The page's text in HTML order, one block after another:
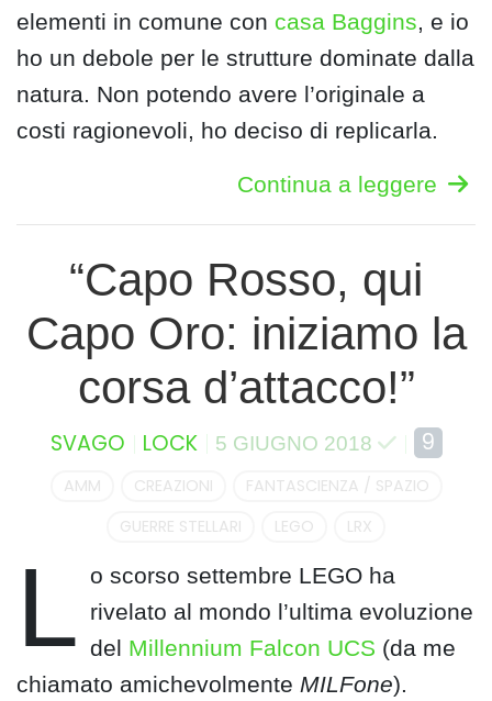
elementi in comune con casa Baggins, e io
ho un debole per le strutture dominate dalla
natura. Non potendo avere l’originale a
costi ragionevoli, ho deciso di replicarla.
Continua a leggere
“Capo Rosso, qui
Capo Oro: iniziamo la
corsa d’attacco!”
SVAGO LOCK 5 GIUGNO 2018 9
AMM CREAZIONI
FANTASCIENZA / SPAZIO
GUERRE STELLARI
LEGO LRX
L o scorso settembre LEGO ha
rivelato al mondo l’ultima evoluzione
del Millennium Falcon UCS (da me
chiamato amichevolmente MILFone).